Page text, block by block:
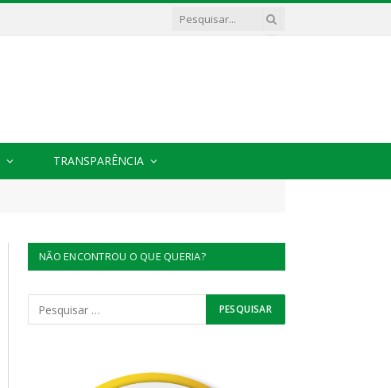
TRANSPARÊNCIA
NÃO ENCONTROU O QUE QUERIA?